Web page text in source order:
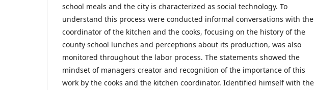
school meals and the city is characterized as social technology. To
understand this process were conducted informal conversations with the
coordinator of the kitchen and the cooks, focusing on the history of the
county school lunches and perceptions about its production, was also
monitored throughout the labor process. The statements showed the
mindset of managers creator and recognition of the importance of this
work by the cooks and the kitchen coordinator. Identified himself with the